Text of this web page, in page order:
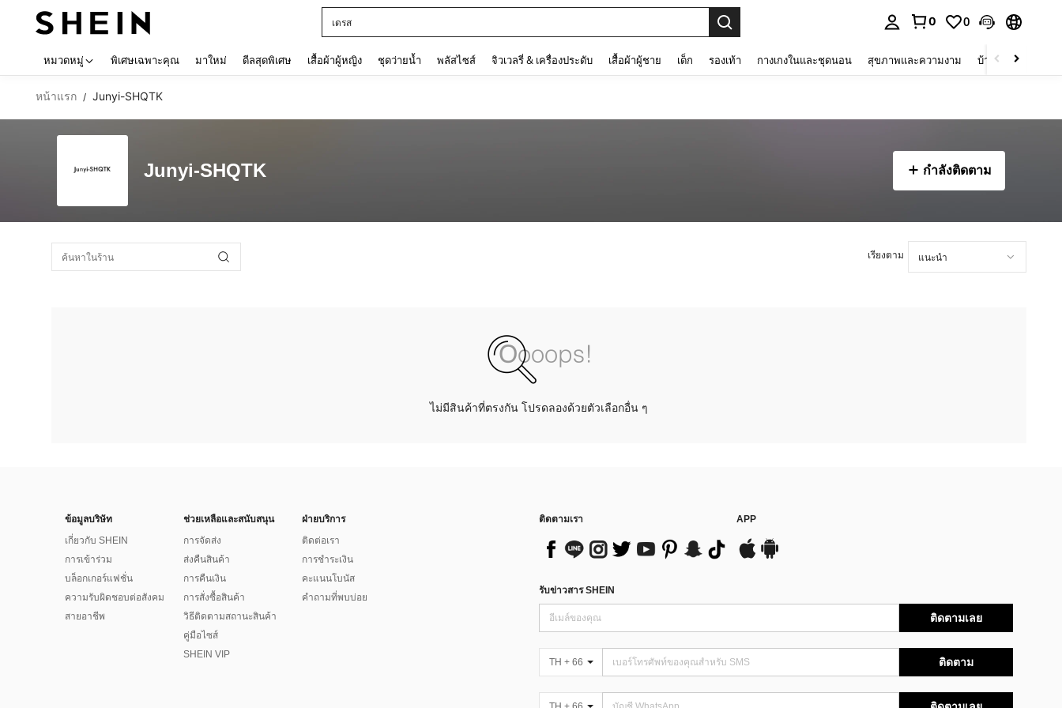
เดรส
0 0
หมวดหมู่ พิเศษเฉพาะคุณ มาใหม่ ดีลสุดพิเศษ เสื้อผ้าผู้หญิง ชุดว่ายน้ำ พลัสไซส์ จิวเวลรี่ & เครื่องประดับ เสื้อผ้าผู้ชาย เด็ก รองเท้า กางเกงในและชุดนอน สุขภาพและความงาม บ้านและที่อยู่อาศัย
หน้าแรก / Junyi-SHQTK
Junyi-SHQTK กำลังติดตาม
เรียงตาม
ไม่มีสินค้าที่ตรงกัน โปรดลองด้วยตัวเลือกอื่น ๆ
ข้อมูลบริษัท
เกี่ยวกับ SHEIN
การเข้าร่วม
บล็อกเกอร์แฟชั่น
ความรับผิดชอบต่อสังคม
สายอาชีพ
ช่วยเหลือและสนับสนุน
การจัดส่ง
ส่งคืนสินค้า
การคืนเงิน
การสั่งซื้อสินค้า
วิธีติดตามสถานะสินค้า
คู่มือไซส์
SHEIN VIP
ฝ่ายบริการ
ติดต่อเรา
การชำระเงิน
คะแนนโบนัส
คำถามที่พบบ่อย
ติดตามเรา APP
รับข่าวสาร SHEIN
ติดตามเลย
TH + 66 ติดตาม